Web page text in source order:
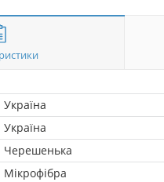
Україна
Україна
Черешенька
Мікрофібра